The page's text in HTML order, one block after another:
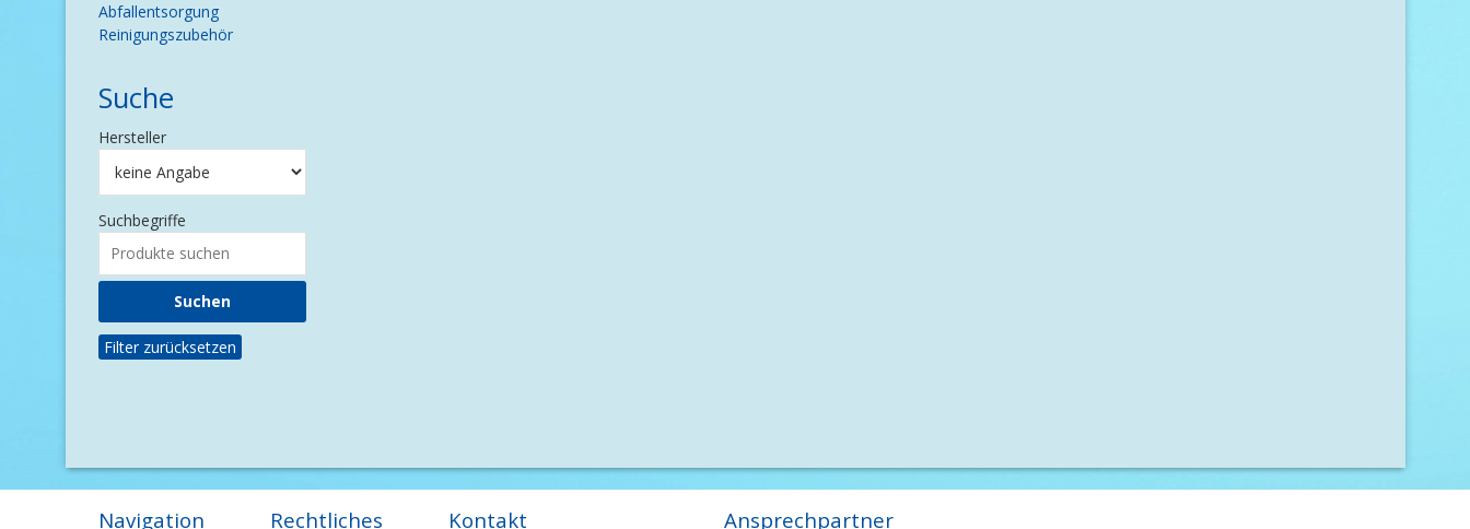
Abfallentsorgung
Reinigungszubehör
Suche
Hersteller
Suchbegriffe
Filter zurücksetzen
Navigation Rechtliches Kontakt Ansprechpartner